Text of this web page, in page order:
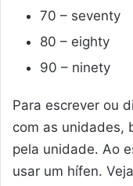
70 – seventy
80 – eighty
90 – ninety
Para escrever ou
com as unidades,
pela unidade. Ao
usar um hífen.